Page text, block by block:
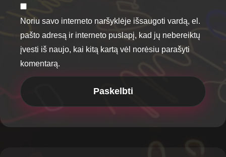
Noriu savo interneto naršyklėje išsaugoti vardą, el.
pašto adresą ir interneto puslapį, kad jų nebereiktų
įvesti iš naujo, kai kitą kartą vėl norėsiu parašyti
komentarą.